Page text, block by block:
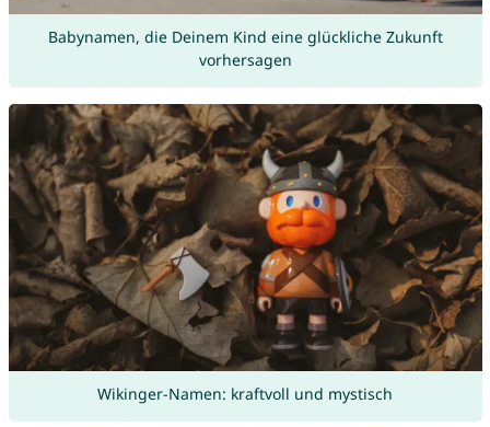
Babynamen, die Deinem Kind eine glückliche Zukunft
vorhersagen
Wikinger-Namen: kraftvoll und mystisch